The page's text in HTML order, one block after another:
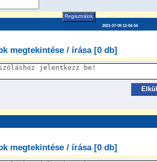
Regisztrálok
2021-07-09 12:04:54
megtekintése / írása [0 db]
megtekintése / írása [0 db]